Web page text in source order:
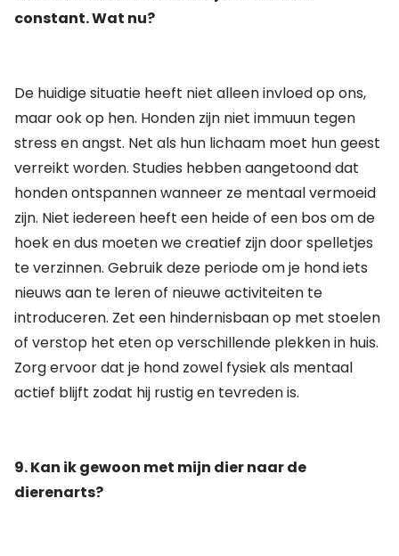
constant. Wat nu?
De huidige situatie heeft niet alleen invloed op ons,
maar ook op hen. Honden zijn niet immuun tegen
stress en angst. Net als hun lichaam moet hun geest
verreikt worden. Studies hebben aangetoond dat
honden ontspannen wanneer ze mentaal vermoeid
zijn. Niet iedereen heeft een heide of een bos om de
hoek en dus moeten we creatief zijn door spelletjes
te verzinnen. Gebruik deze periode om je hond iets
nieuws aan te leren of nieuwe activiteiten te
introduceren. Zet een hindernisbaan op met stoelen
of verstop het eten op verschillende plekken in huis.
Zorg ervoor dat je hond zowel fysiek als mentaal
actief blijft zodat hij rustig en tevreden is.
9. Kan ik gewoon met mijn dier naar de
dierenarts?